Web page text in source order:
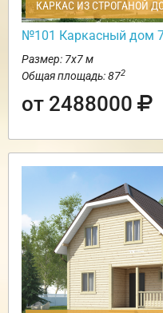
КАРКАС ИЗ СТРОГАНОЙ
№101 Каркасный дом
Размер: 7х7 м
Общая площадь: 872
от 2488000